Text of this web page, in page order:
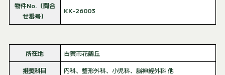
物件No.（問合
せ番号）
KK-26003
所在地
古賀市花鶴丘
推奨科目
内科、整形外科、小児科、脳神経外科 他